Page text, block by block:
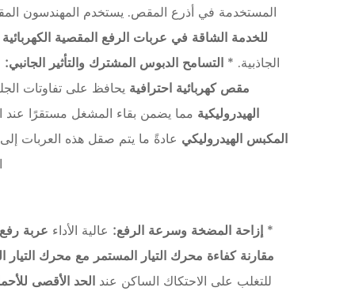
ا
و
ص
المستخدمة في أذرع المقص. يستخدم المهندسون
للخدمة الشاقة في عربات الرفع المقصية الكهربائية
الجاذبية. * التسامح الدبوس المشترك والتأثير الجانبي:
مقص كهربائية احترافية يحافظ على تفاوتات الجلبة في حدود /- 0.05 مم لمنع اللعب
الهيدروليكية مما يضمن بقاء المشغل مستقرًا عند
المكبس الهيدروليكي عادةً ما يتم صقل هذه العربات إلى أقل من 0.4
* إزاحة المضخة وسرعة الرفع: عالية الأداء عربة
مقارنة كفاءة محرك التيار المستمر مع محرك التيار
للتغلب على الاحتكاك الساكن عند الحد الأقصى